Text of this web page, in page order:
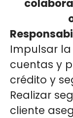
Impulsar
cuentas y
crédito y
Realizar
cliente